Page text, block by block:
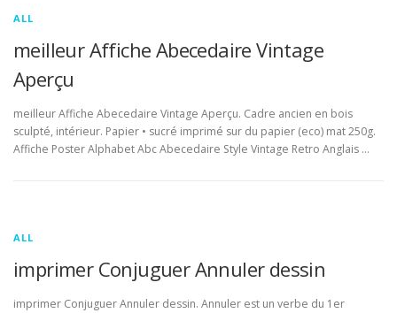
ALL
meilleur Affiche Abecedaire Vintage
Aperçu
meilleur Affiche Abecedaire Vintage Aperçu. Cadre ancien en bois
sculpté, intérieur. Papier • sucré imprimé sur du papier (eco) mat 250g.
Affiche Poster Alphabet Abc Abecedaire Style Vintage Retro Anglais …
ALL
imprimer Conjuguer Annuler dessin
imprimer Conjuguer Annuler dessin. Annuler est un verbe du 1er